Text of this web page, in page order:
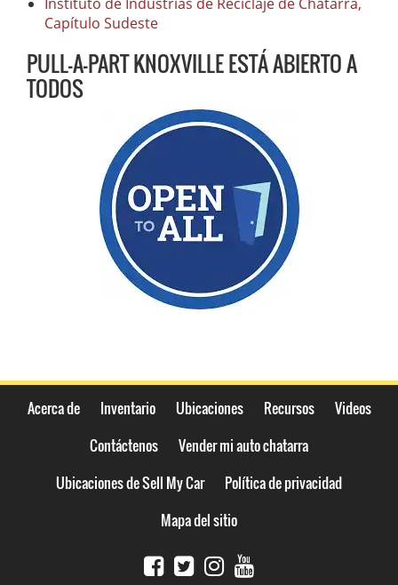
Capítulo Sudeste
PULL-A-PART KNOXVILLE ESTÁ ABIERTO A
TODOS
Acerca de Inventario Ubicaciones Recursos
Videos
Contáctenos
Vender mi auto chatarra
Ubicaciones de Sell My Car
Política de privacidad
Mapa del sitio